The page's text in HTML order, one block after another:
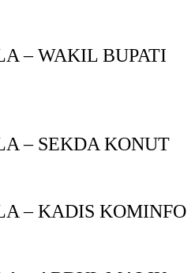
– WAKIL BUPATI
– SEKDA KONUT
– KADIS KOMINFO